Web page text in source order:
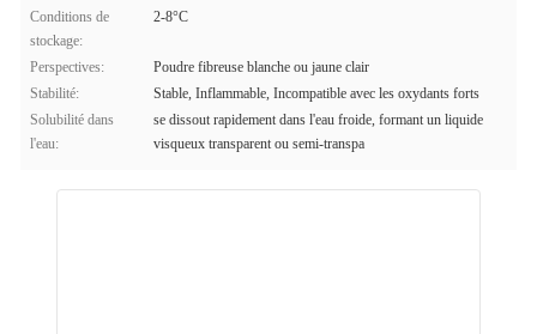
Conditions de
stockage:
2-8°C
Perspectives:
Poudre fibreuse blanche ou jaune clair
Stabilité:
Stable, Inflammable, Incompatible avec les oxydants forts
Solubilité dans
l'eau:
se dissout rapidement dans l'eau froide, formant un liquide
visqueux transparent ou semi-transpa